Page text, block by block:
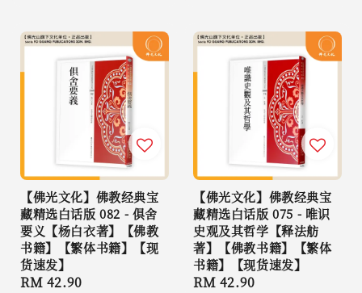
【佛光文化】佛教经典宝
藏精选白话版 082 - 俱舍
要义【杨白衣著】【佛教
书籍】【繁体书籍】【现
货速发】
Regular
RM 42.90
【佛光文化】佛教经典宝
藏精选白话版 075 - 唯识
史观及其哲学【释法舫
著】【佛教书籍】【繁体
书籍】【现货速发】
Regular
RM 42.90